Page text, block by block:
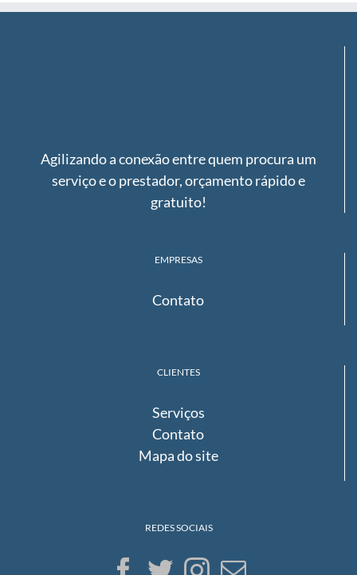
Agilizando a conexão entre quem procura um
serviço e o prestador, orçamento rápido e
gratuito!
EMPRESAS
Contato
CLIENTES
Serviços
Contato
Mapa do site
REDES SOCIAIS